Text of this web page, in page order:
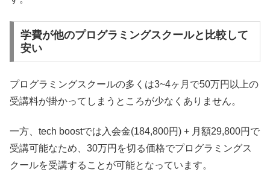
学費が他のプログラミングスクールと比較して
安い
プログラミングスクールの多くは3~4ヶ月で50万円以上の
受講料が掛かってしまうところが少なくありません。
一方、tech boostでは入会金(184,800円) + 月額29,800円で
受講可能なため、30万円を切る価格でプログラミングス
クールを受講することが可能となっています。